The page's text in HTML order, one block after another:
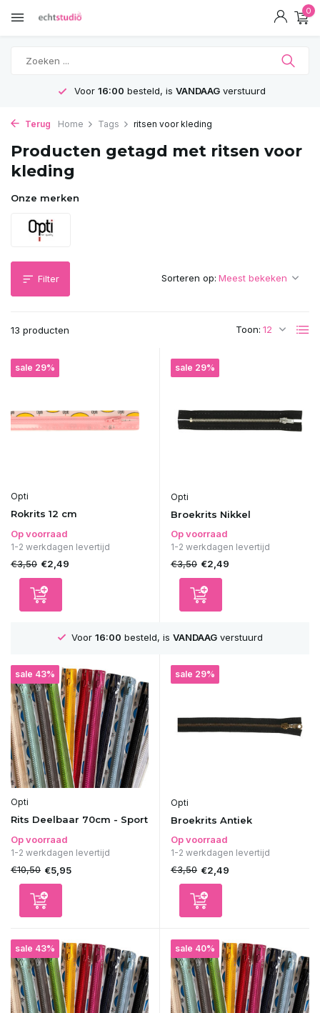
0
Voor 16:00 besteld, is VANDAAGverstuurd
Terug Home Tags ritsen voor kleding
Producten getagd met ritsen voor
kleding
Onze merken
Filter
13 producten Toon:
Sorteren op:
sale 29%
Opti
Rokrits 12 cm
Op voorraad
1-2 werkdagen levertijd
€3,50 €2,49
sale 29%
Opti
Broekrits Nikkel
Op voorraad
1-2 werkdagen levertijd
€3,50 €2,49
Voor 16:00 besteld, is VANDAAGverstuurd
sale 43%
Opti
Rits Deelbaar 70cm - Sport
Op voorraad
1-2 werkdagen levertijd
€10,50 €5,95
sale 29%
Opti
Broekrits Antiek
Op voorraad
1-2 werkdagen levertijd
€3,50 €2,49
sale 43% sale 40%